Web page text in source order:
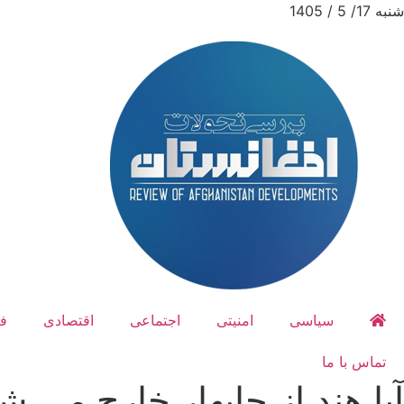
شنبه 17/ 5 / 1405
سیاسی امنیتی اجتماعی اقتصادی
تماس با ما